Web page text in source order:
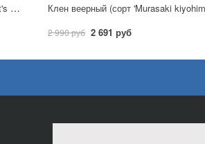
Клен ложноплатановый (сорт 'Leat's Cottage') C7,5
2 990 руб 2 691 руб